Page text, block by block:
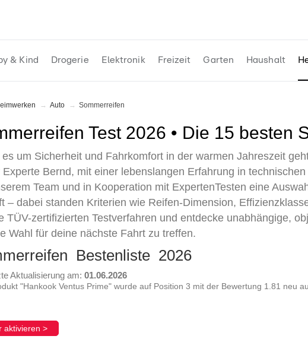
& Kind Drogerie Elektronik Freizeit Garten Haushalt
Heimwerken Auto Sommerreifen
Test 2026 • Die 15 besten
um Sicherheit und Fahrkomfort in der warmen Jahreszeit
Experte Bernd, mit einer lebenslangen Erfahrung in
Team und in Kooperation mit ExpertenTesten eine
– dabei standen Kriterien wie Reifen-Dimension,
TÜV-zertifizierten Testverfahren und entdecke unabhängige,
Wahl für deine nächste Fahrt zu treffen.
Bestenliste 2026
Aktualisierung am: 01.06.2026
"Hankook Ventus Prime" wurde auf Position 3 mit der Bewertung 1.81 neu
aktivieren >